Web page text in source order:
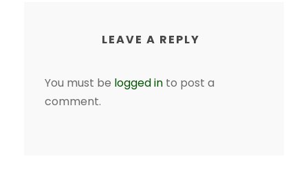
LEAVE A REPLY
You must be logged in to post a
comment.